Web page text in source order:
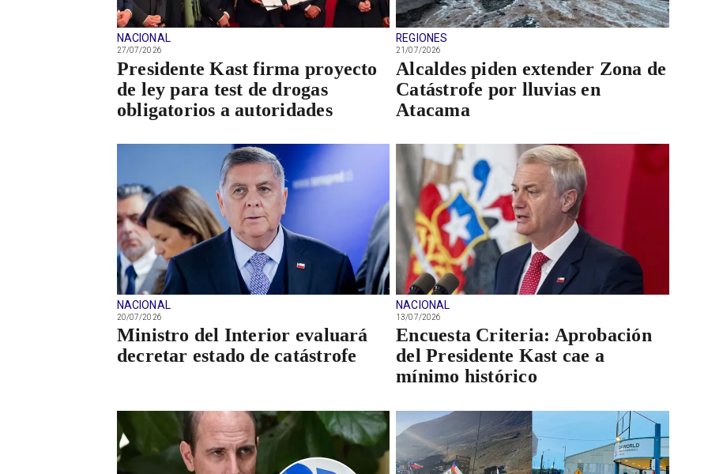
NACIONAL
27/07/2026
Presidente Kast firma proyecto
de ley para test de drogas
obligatorios a autoridades
REGIONES
21/07/2026
Alcaldes piden extender Zona de
Catástrofe por lluvias en
Atacama
NACIONAL
20/07/2026
Ministro del Interior evaluará
decretar estado de catástrofe
NACIONAL
13/07/2026
Encuesta Criteria: Aprobación
del Presidente Kast cae a
mínimo histórico